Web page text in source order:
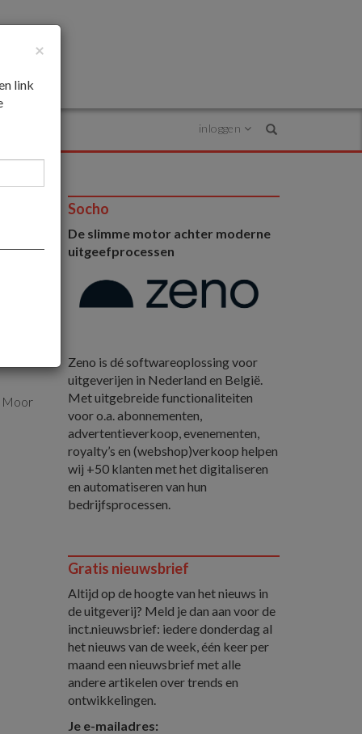
inloggen
Moor
Socho
De slimme motor achter moderne
uitgeefprocessen
Zeno is dé softwareoplossing voor
uitgeverijen in Nederland en België.
Met uitgebreide functionaliteiten
voor o.a. abonnementen,
advertentieverkoop, evenementen,
royalty’s en (webshop)verkoop helpen
wij +50 klanten met het digitaliseren
en automatiseren van hun
bedrijfsprocessen.
Gratis nieuwsbrief
Altijd op de hoogte van het nieuws in
de uitgeverij? Meld je dan aan voor de
inct.nieuwsbrief: iedere donderdag al
het nieuws van de week, één keer per
maand een nieuwsbrief met alle
andere artikelen over trends en
ontwikkelingen.
Je e-mailadres:
×
link